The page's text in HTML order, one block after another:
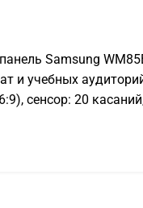
Samsung
и учебных
сенсор: 20